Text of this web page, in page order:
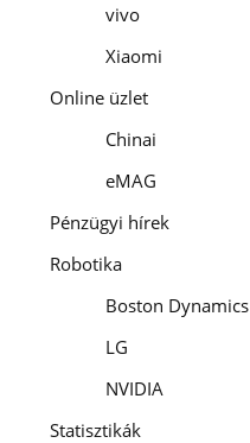
vivo
Xiaomi
Online üzlet
Chinai
eMAG
Pénzügyi hírek
Robotika
Boston Dynamics
LG
NVIDIA
Statisztikák